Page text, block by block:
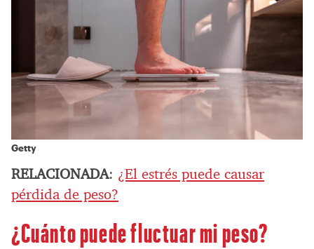
Getty
RELACIONADA: ¿El estrés puede causar
pérdida de peso?
¿Cuánto puede fluctuar mi peso?